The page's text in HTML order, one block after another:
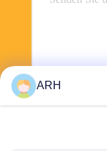
ARH